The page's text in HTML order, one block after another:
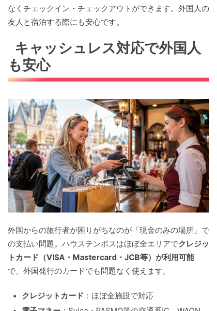
なくチェックイン・チェックアウトができます。外国人の
友人と宿泊する際にも安心です。
キャッシュレス対応で外国人
も安心
外国からの旅行者が困りがちなのが「現金のみの場所」で
の支払い問題。ハウステンボスはほぼ全エリアでクレジッ
トカード（VISA・Mastercard・JCB等）が利用可能
で、外国発行のカードでも問題なく使えます。
クレジットカード ：ほぼ全施設で対応